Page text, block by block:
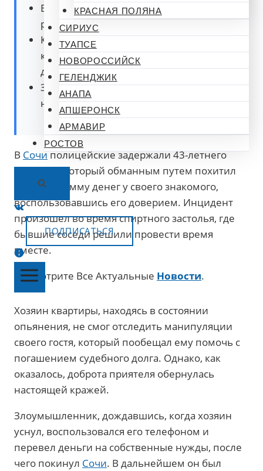
КРАСНАЯ ПОЛЯНА
СИРИУС
ТУАПСЕ
НОВОРОССИЙСК
ГЕЛЕНДЖИК
АНАПА
АПШЕРОНСК
АРМАВИР
РОСТОВ
ПОДПИСАТЬСЯ
В Сочи мужчина похитил 55 тысяч
рублей у своего знакомого.
Кража произошла во время застолья,
когда злоумышленник воспользовался
доверием хозяина.
Задержаный угрожает серьезное
наказание в виде лишения свободы.
В Сочиполицейские задержали 43-летнего
мужчину, который обманным путем похитил
крупную сумму денег у своего знакомого,
воспользовавшись его доверием. Инцидент
произошел во время спиртного застолья, где
бывшие соседи решили провести время
вместе.
Смотрите Все Актуальные Новости.
Хозяин квартиры, находясь в состоянии
опьянения, не смог отследить манипуляции
своего гостя, который пообещал ему помочь с
погашением судебного долга. Однако, как
оказалось, доброта приятеля обернулась
настоящей кражей.
Злоумышленник, дождавшись, когда хозяин
уснул, воспользовался его телефоном и
перевел деньги на собственные нужды, после
чего покинул Сочи. В дальнейшем он был